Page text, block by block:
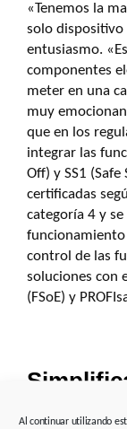
Al continuar utilizando
«Tenemos la
solo dispositivo
entusiasmo.
componentes
meter en una
muy
que en los
integrar las
Off) y SS1
certificadas
categoría 4 y
funcionamiento
control de las
soluciones con
(FSoE) y
espacio